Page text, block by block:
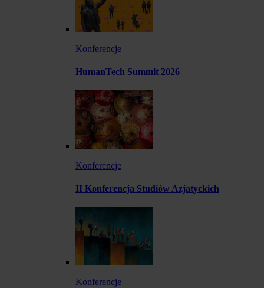
Konferencje
HumanTech Summit 2026
Konferencje
II Konferencja Studiów Azjatyckich
Konferencje